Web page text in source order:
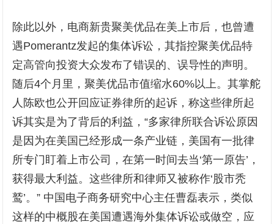
除此以外，电商新贵聚美优品在美上市后，也曾遭
遇Pomerantz发起的集体诉讼，其指控聚美优品特
定高管向投资大众发布了错误的、误导性的声明。
随后4个月里，聚美优品市值缩水60%以上。其掌舵
人陈欧也公开回应证券律所的起诉，称这些律所起
诉其实是为了背后的利益，“多家律所联合诉讼原因
是因为在美国已经形成一条产业链，美国有一批律
所专门盯着上市公司，在第一时间去当‘第一原告’，
获得最大利益。这些律所和律师又被称作‘股市秃
鹫’。” 中国电子商务研究中心主任曹磊表示，类似
这样的中概股在美国遭遇海外集体诉讼或做空，应